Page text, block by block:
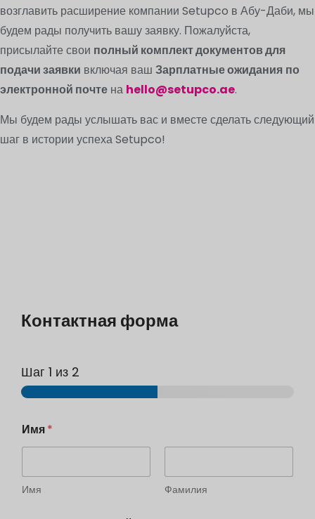
возглавить расширение компании Setupco в Абу-Даби, мы
будем рады получить вашу заявку. Пожалуйста,
присылайте свои полный комплект документов для
подачи заявки включая ваш Зарплатные ожидания по
электронной почте на hello@setupco.ae.
Мы будем рады услышать вас и вместе сделать следующий
шаг в истории успеха Setupco!
Контактная форма
Шаг 1 из 2
Имя*
Имя Фамилия